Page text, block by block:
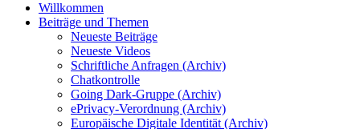
Willkommen
Beiträge und Themen
Neueste Beiträge
Neueste Videos
Schriftliche Anfragen (Archiv)
Chatkontrolle
Going Dark-Gruppe (Archiv)
ePrivacy-Verordnung (Archiv)
Europäische Digitale Identität (Archiv)